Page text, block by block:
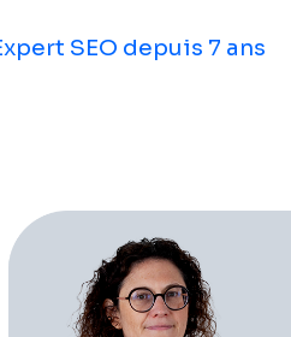
SEO depuis 7 ans